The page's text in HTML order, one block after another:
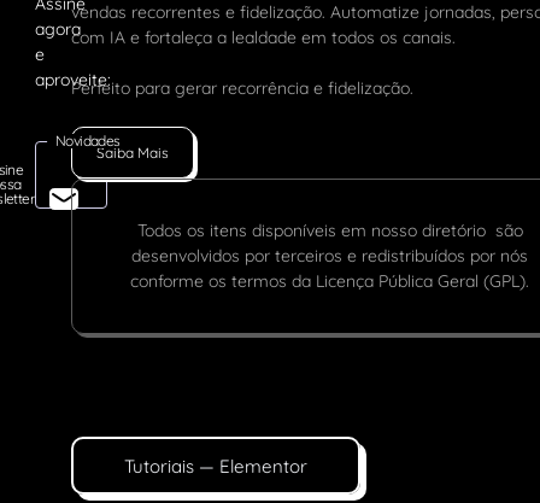
Novidades
vendas recorrentes e fidelização. Automatize jornadas,
com IA e fortaleça a lealdade em todos os canais.
Perfeito para gerar recorrência e fidelização.
Saiba Mais
Todos os itens disponíveis em nosso diretório são
desenvolvidos por terceiros e redistribuídos por nós
conforme os termos da Licença Pública Geral (GPL).
Tutoriais — Elementor